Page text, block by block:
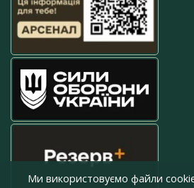
Ми використовуємо файли